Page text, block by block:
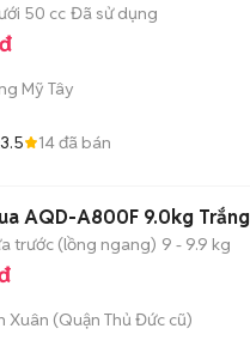
50 cc Đã sử dụng
Mỹ Tây
3.5 14đã bán
AQD-A800F 9.0kg Trắng
trước (lồng ngang) 9 - 9.9 kg
Xuân (Quận Thủ Đức cũ)